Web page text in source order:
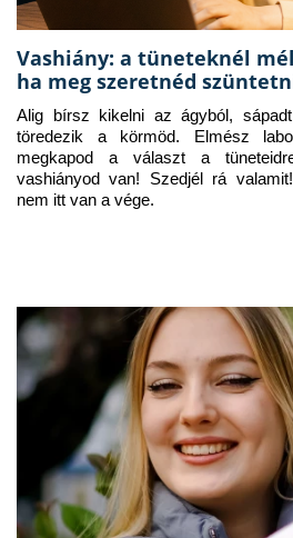
Vashiány: a tüneteknél
ha meg szeretnéd
Alig bírsz kikelni az ágyból,
töredezik a körmöd. Elmész
megkapod a választ a
vashiányod van! Szedjél rá
nem itt van a vége.